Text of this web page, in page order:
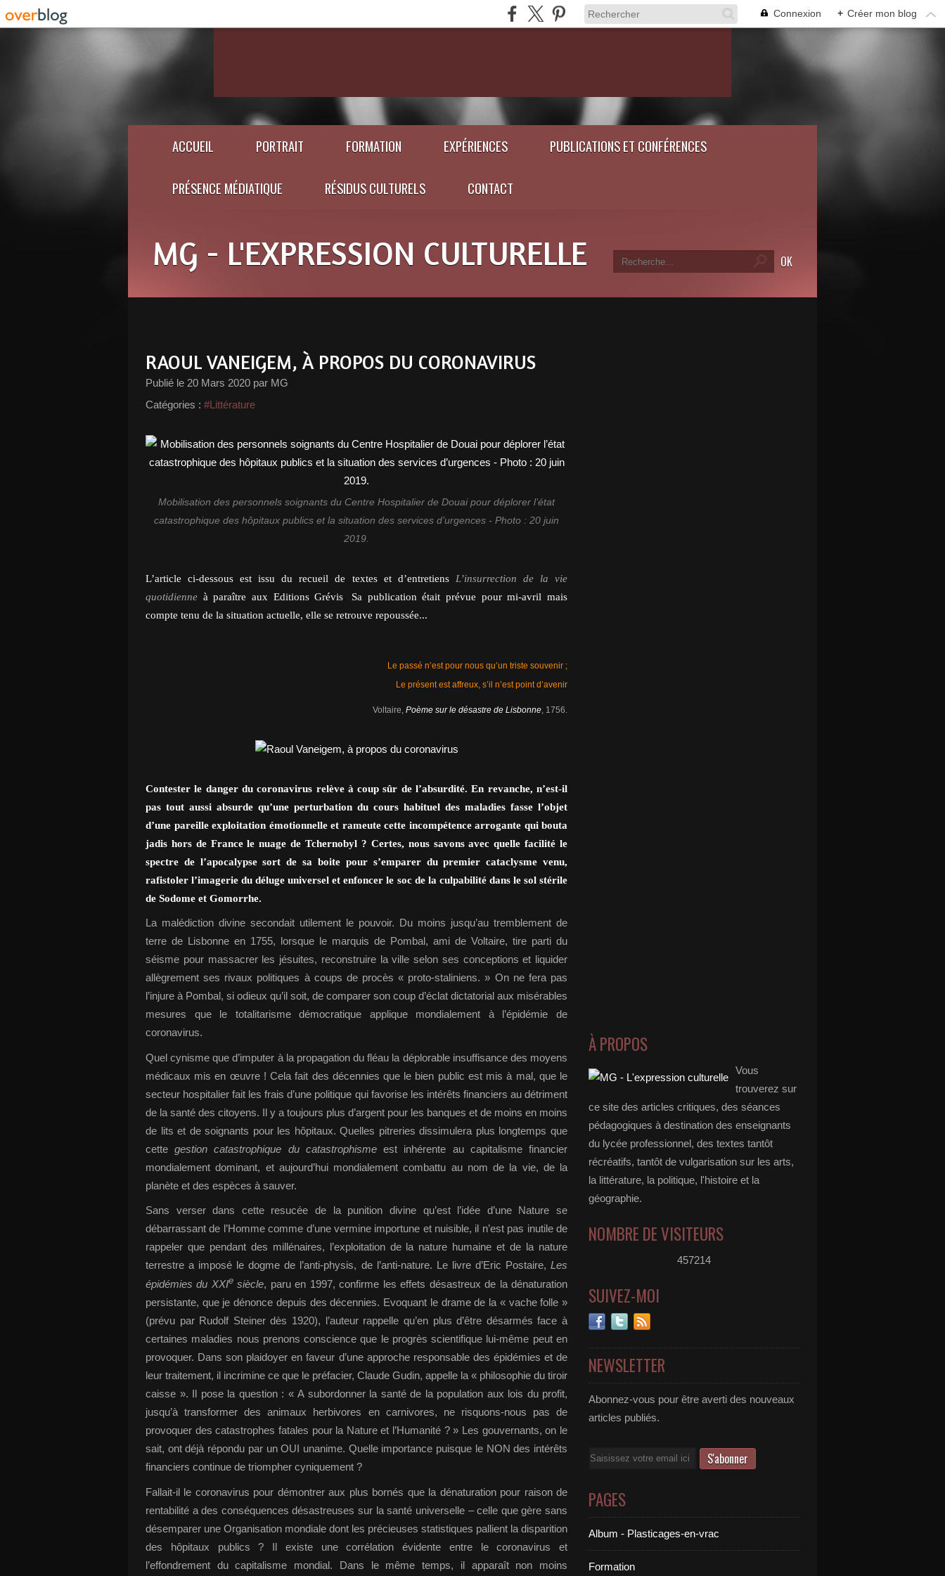
Connexion + Créer mon blog
ACCUEIL PORTRAIT FORMATION EXPÉRIENCES PUBLICATIONS ET CONFÉRENCES
PRÉSENCE MÉDIATIQUE RÉSIDUS CULTURELS CONTACT
MG - L'EXPRESSION CULTURELLE
RAOUL VANEIGEM, À PROPOS DU CORONAVIRUS
Publié le 20 Mars 2020 par MG
Catégories : #Littérature
Mobilisation des personnels soignants du Centre Hospitalier de Douai pour déplorer l’état
catastrophique des hôpitaux publics et la situation des services d’urgences - Photo : 20 juin
2019.
L’articleci-dessousest issu du recueil de textes et d’entretiens L’insurrection de la vie
quotidienne à paraître aux Editions Grévis
Sa publication était prévue pour mi-avril mais
compte tenu de la situation actuelle, elle se retrouve repoussée...
Le passé n’est pour nous qu’un triste souvenir ;
Le présent est affreux, s’il n’est point d’avenir
Voltaire, Poème sur le désastre de Lisbonne, 1756.
Contester le danger du coronavirus relève à coup sûr de l’absurdité. En revanche, n’est-il
pas tout aussi absurde qu’une perturbation du cours habituel des maladies fasse l’objet
d’une pareille exploitation émotionnelle et rameute cette incompétence arrogante qui bouta
jadis hors de France le nuage de Tchernobyl ? Certes, nous savons avec quelle facilité le
spectre de l’apocalypse sort de sa boite pour s’emparer du premier cataclysme venu,
rafistoler l’imagerie du déluge universel et enfoncer le soc de la culpabilité dans le sol stérile
de Sodome et Gomorrhe.
La malédiction divine secondait utilement le pouvoir. Du moins jusqu’au tremblement de
terre de Lisbonne en 1755, lorsque le marquis de Pombal, ami de Voltaire, tire parti du
séisme pour massacrer les jésuites, reconstruire la ville selon ses conceptions et liquider
allègrement ses rivaux politiques à coups de procès « proto-staliniens. » On ne fera pas
l’injure à Pombal, si odieux qu’il soit, de comparer son coup d’éclat dictatorial aux misérables
mesures que le totalitarisme démocratique applique mondialement à l’épidémie de
coronavirus.
Quel cynisme que d’imputer à la propagation du fléau la déplorable insuffisance des moyens
médicaux mis en œuvre ! Cela fait des décennies que le bien public est mis à mal, que le
secteur hospitalier fait les frais d’une politique qui favorise les intérêts financiers au détriment
de la santé des citoyens. Il y a toujours plus d’argent pour les banques et de moins en moins
de lits et de soignants pour les hôpitaux. Quelles pitreries dissimulera plus longtemps que
cettegestion catastrophique du catastrophismeest inhérente au capitalisme financier
mondialement dominant, et aujourd’hui mondialement combattu au nom de la vie, de la
planète et des espèces à sauver.
Sans verser dans cette resucée de la punition divine qu’est l’idée d’une Nature se
débarrassant de l’Homme comme d’une vermine importune et nuisible, il n’est pas inutile de
rappeler que pendant des millénaires, l’exploitation de la nature humaine et de la nature
terrestre a imposé le dogme de l’anti-physis, de l’anti-nature. Le livre d’Eric Postaire, Les
épidémies du XXIe siècle, paru en 1997, confirme les effets désastreux de la dénaturation
persistante, que je dénonce depuis des décennies. Evoquant le drame de la « vache folle »
(prévu par Rudolf Steiner dès 1920), l’auteur rappelle qu’en plus d’être désarmés face à
certaines maladies nous prenons conscience que le progrès scientifique lui-même peut en
provoquer. Dans son plaidoyer en faveur d’une approche responsable des épidémies et de
leur traitement, il incrimine ce que le préfacier, Claude Gudin, appelle la « philosophie du tiroir
caisse ». Il pose la question : « A subordonner la santé de la population aux lois du profit,
jusqu’à transformer des animaux herbivores en carnivores, ne risquons-nous pas de
provoquer des catastrophes fatales pour la Nature et l’Humanité ? » Les gouvernants, on le
sait, ont déjà répondu par un OUI unanime. Quelle importance puisque le NON des intérêts
financiers continue de triompher cyniquement ?
Fallait-il le coronavirus pour démontrer aux plus bornés que la dénaturation pour raison de
rentabilité a des conséquences désastreuses sur la santé universelle – celle que gère sans
désemparer une Organisation mondiale dont les précieuses statistiques pallient la disparition
des hôpitaux publics ? Il existe une corrélation évidente entre le coronavirus et
l’effondrement du capitalisme mondial. Dans le même temps, il apparaît non moins
À PROPOS
Vous
trouverez sur
ce site des articles critiques, des séances
pédagogiques à destination des enseignants
du lycée professionnel, des textes tantôt
récréatifs, tantôt de vulgarisation sur les arts,
la littérature, la politique, l'histoire et la
géographie.
NOMBRE DE VISITEURS
457214
SUIVEZ-MOI
NEWSLETTER
Abonnez-vous pour être averti des nouveaux
articles publiés.
Email
PAGES
Album - Plasticages-en-vrac
Formation